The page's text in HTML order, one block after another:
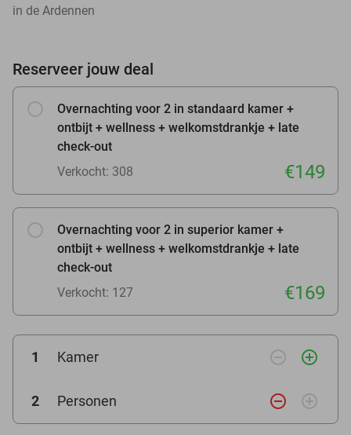
in de Ardennen
Reserveer jouw deal
Overnachting voor 2 in standaard kamer +
ontbijt + wellness + welkomstdrankje + late
check-out
Verkocht: 308
€149
Overnachting voor 2 in superior kamer +
ontbijt + wellness + welkomstdrankje + late
check-out
Verkocht: 127
€169
1 Kamer remove_circle_outline add_circle_outline
2 Personen remove_circle_outline add_circle_outline